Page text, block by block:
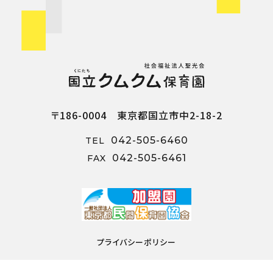
〒186-0004 東京都国立市中2-18-2
TEL 042-505-6460
FAX 042-505-6461
プライバシーポリシー